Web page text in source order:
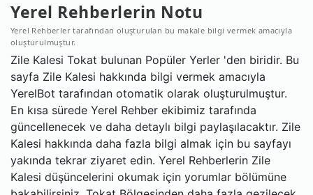
Yerel Rehberlerin Notu
Yerel Rehberler tarafından oluşturulan bu makale bilgi vermek amacıyla
oluşturulmuştur.
Zile Kalesi Tokat bulunan Popüler Yerler 'den biridir. Bu
sayfa Zile Kalesi hakkında bilgi vermek amacıyla
YerelBot tarafından otomatik olarak oluşturulmuştur.
En kısa sürede Yerel Rehber ekibimiz tarafında
güncellenecek ve daha detaylı bilgi paylaşılacaktır. Zile
Kalesi hakkında daha fazla bilgi almak için bu sayfayı
yakında tekrar ziyaret edin. Yerel Rehberlerin Zile
Kalesi düşüncelerini okumak için yorumlar bölümüne